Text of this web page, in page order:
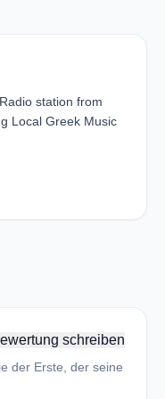
station from
Local Greek Music
schreiben
der Erste, der seine